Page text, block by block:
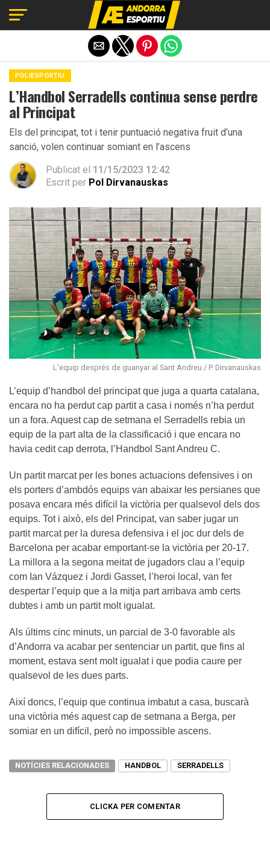
POLIESPORTIU
L’Handbol Serradells continua sense perdre
al Principat
Els del principat, tot i tenir puntuació negativa fruit d’una
sanció, volen continuar somiant en l’ascens
Publicat el 11/15/2023 12:42
Escrit per Pol Dirvanauskas
L'equip després de guanyar al Sant Andreu / P. Dirvanauskas
L’equip d’handbol del principat que juga a quarta catalana,
encara no ha perdut cap partit a casa i només n’ha perdut
un a fora. Aquest cap de setmana el Serradells rebia un
equip de la part alta de la classificació i que encara no
havia cedit cap derrota, l’Handbol Sant Andreu C.
Un partit marcat per les bones actuacions defensives i on
els porters d’ambdós equips van abaixar les persianes que
posava encara més difícil la victòria per qualsevol dels dos
equips. Tot i això, els del Principat, van saber jugar un
partit marcat per la duresa defensiva i el joc dur dels de
Barcelona per acabar emportant-se la victòria per 20-17.
La millora a la segona meitat de jugadors clau a l’equip
com Ian Vázquez i Jordi Gasset, l’heroi local, van fer
despertar l’equip que a la mitja part arribava amb certs
dubtes i amb un partit molt igualat.
Als últims cinc minuts, un parcial de 3-0 favorable als
d’Andorra va acabar per sentenciar un partit, que fins al
moment, estava sent molt igualat i que podia caure per
qualsevol de les dues parts.
Així doncs, l’equip que continua imbatut a casa, buscarà
una victòria més aquest cap de setmana a Berga, per
somiar en un difícil, però no impossible ascens.
NOTÍCIES RELACIONADES HANDBOL SERRADELLS
CLICKA PER COMENTAR
Exit mobile version